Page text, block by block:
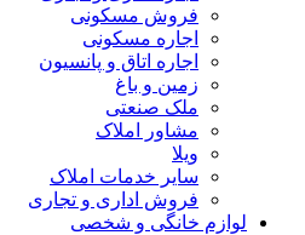
فروش مسکونی
اجاره مسکونی
اجاره اتاق و پانسیون
زمین و باغ
ملک صنعتی
مشاور املاک
ویلا
سایر خدمات املاک
فروش اداری و تجاری
لوازم خانگی و شخصی